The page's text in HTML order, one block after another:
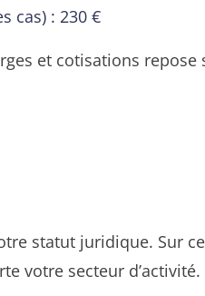
cas) : 230 €
et cotisations repose
statut juridique. Sur
votre secteur d’activité.